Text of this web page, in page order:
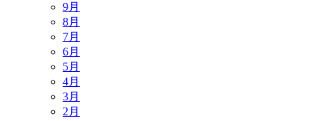
9月
8月
7月
6月
5月
4月
3月
2月